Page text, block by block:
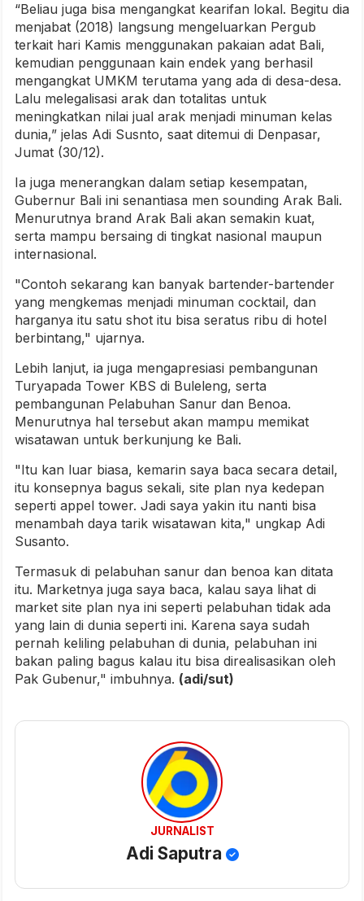
“Beliau juga bisa mengangkat kearifan lokal. Begitu dia
menjabat (2018) langsung mengeluarkan Pergub
terkait hari Kamis menggunakan pakaian adat Bali,
kemudian penggunaan kain endek yang berhasil
mengangkat UMKM terutama yang ada di desa-desa.
Lalu melegalisasi arak dan totalitas untuk
meningkatkan nilai jual arak menjadi minuman kelas
dunia,” jelas Adi Susnto, saat ditemui di Denpasar,
Jumat (30/12).
Ia juga menerangkan dalam setiap kesempatan,
Gubernur Bali ini senantiasa men sounding Arak Bali.
Menurutnya brand Arak Bali akan semakin kuat,
serta mampu bersaing di tingkat nasional maupun
internasional.
"Contoh sekarang kan banyak bartender-bartender
yang mengkemas menjadi minuman cocktail, dan
harganya itu satu shot itu bisa seratus ribu di hotel
berbintang," ujarnya.
Lebih lanjut, ia juga mengapresiasi pembangunan
Turyapada Tower KBS di Buleleng, serta
pembangunan Pelabuhan Sanur dan Benoa.
Menurutnya hal tersebut akan mampu memikat
wisatawan untuk berkunjung ke Bali.
"Itu kan luar biasa, kemarin saya baca secara detail,
itu konsepnya bagus sekali, site plan nya kedepan
seperti appel tower. Jadi saya yakin itu nanti bisa
menambah daya tarik wisatawan kita," ungkap Adi
Susanto.
Termasuk di pelabuhan sanur dan benoa kan ditata
itu. Marketnya juga saya baca, kalau saya lihat di
market site plan nya ini seperti pelabuhan tidak ada
yang lain di dunia seperti ini. Karena saya sudah
pernah keliling pelabuhan di dunia, pelabuhan ini
bakan paling bagus kalau itu bisa direalisasikan oleh
Pak Gubenur," imbuhnya. (adi/sut)
JURNALIST
Adi Saputra